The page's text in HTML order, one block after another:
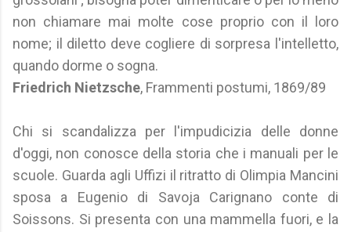
non chiamare mai molte cose proprio con il loro
nome; il diletto deve cogliere di sorpresa l'intelletto,
quando dorme o sogna.
Friedrich Nietzsche, Frammenti postumi, 1869/89
Chi si scandalizza per l'impudicizia delle donne
d'oggi, non conosce della storia che i manuali per le
scuole. Guarda agli Uffizi il ritratto di Olimpia Mancini
sposa a Eugenio di Savoja Carignano conte di
Soissons. Si presenta con una mammella fuori, e la